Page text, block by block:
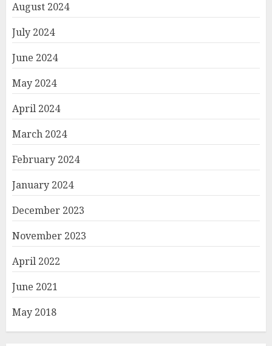
August 2024
July 2024
June 2024
May 2024
April 2024
March 2024
February 2024
January 2024
December 2023
November 2023
April 2022
June 2021
May 2018